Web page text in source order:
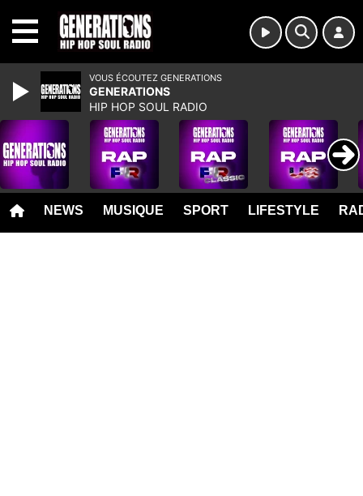
NEWS MUSIQUE SPORT LIFESTYLE
VOUS ÉCOUTEZ GENERATIONS
GENERATIONS
HIP HOP SOUL RADIO